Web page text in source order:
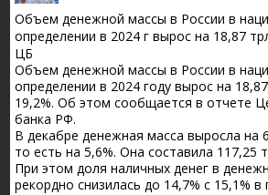
Объем денежной массы в России в
определении в 2024 г вырос на 18,87
ЦБ
Объем денежной массы в России в
определении в 2024 году вырос на
19,2%. Об этом сообщается в отчете
банка РФ.
В декабре денежная масса выросла на
то есть на 5,6%. Она составила 117,25
При этом доля наличных денег в
рекордно снизилась до 14,7% с 15,1%